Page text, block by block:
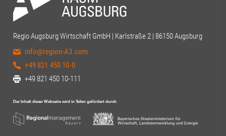
Regio Augsburg Wirtschaft GmbH | Karlstraße 2 | 86150 Augsburg
info@region-A3.com
+49 821 450 10-0
+49 821 450 10-111